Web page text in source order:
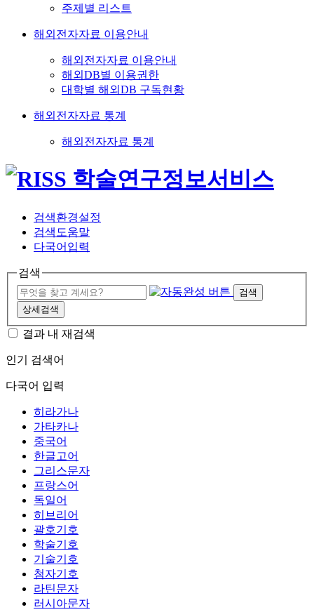
주제별 리스트
해외전자자료 이용안내
해외전자자료 이용안내
해외DB별 이용권한
대학별 해외DB 구독현황
해외전자자료 통계
해외전자자료 통계
검색환경설정
검색도움말
다국어입력
검색
검색
상세검색
결과 내 재검색
인기 검색어
다국어 입력
히라가나
가타카나
중국어
한글고어
그리스문자
프랑스어
독일어
히브리어
괄호기호
학술기호
기술기호
첨자기호
라틴문자
러시아문자